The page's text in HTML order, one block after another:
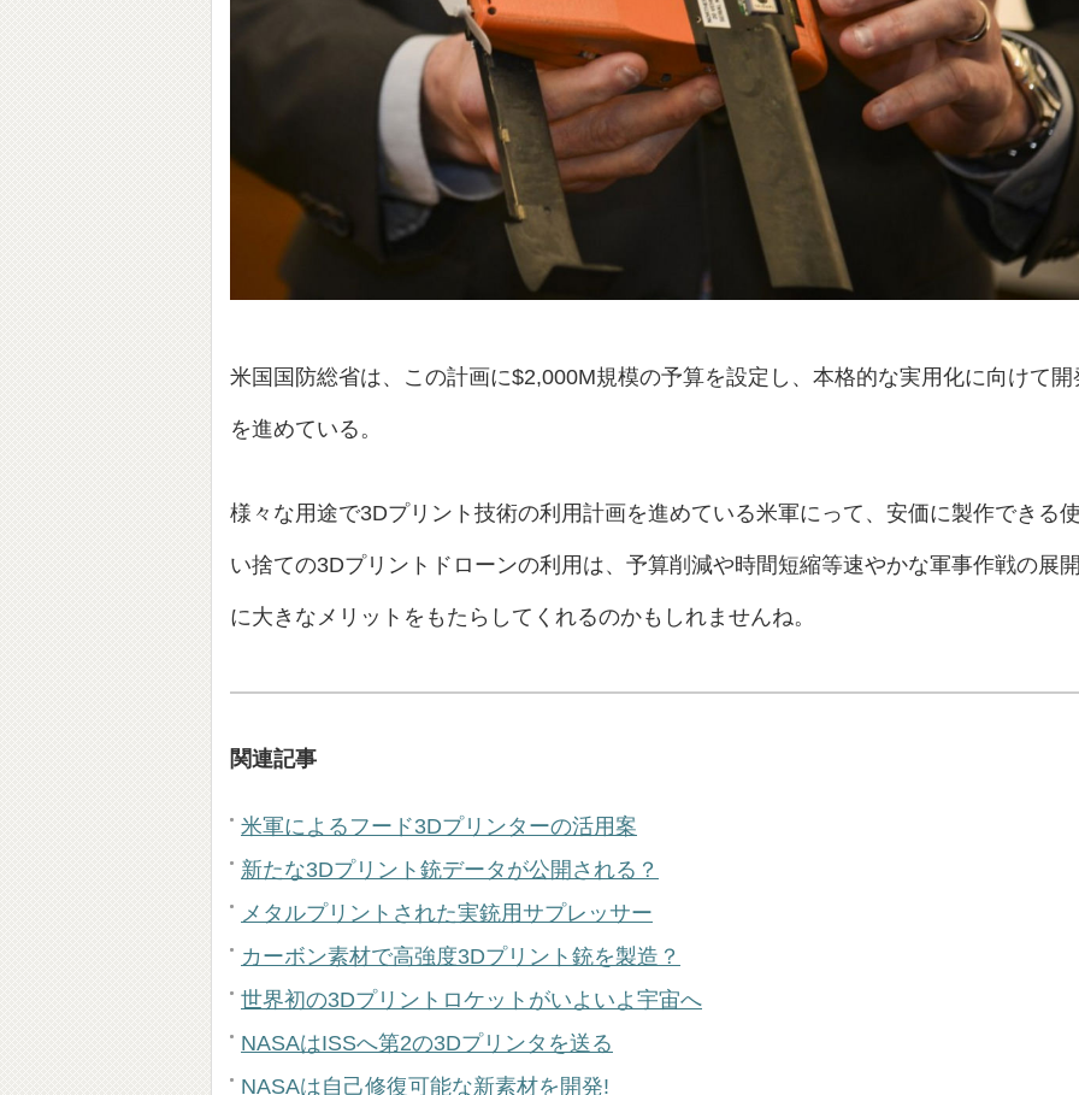
米国国防総省は、この計画に$2,000M規模の予算を設定し、本格的な実用化に向けて開
を進めている。
様々な用途で3Dプリント技術の利用計画を進めている米軍にって、安価に製作できる
い捨ての3Dプリントドローンの利用は、予算削減や時間短縮等速やかな軍事作戦の展
に大きなメリットをもたらしてくれるのかもしれませんね。
関連記事
米軍によるフード3Dプリンターの活用案
新たな3Dプリント銃データが公開される？
メタルプリントされた実銃用サプレッサー
カーボン素材で高強度3Dプリント銃を製造？
世界初の3Dプリントロケットがいよいよ宇宙へ
NASAはISSへ第2の3Dプリンタを送る
NASAは自己修復可能な新素材を開発!